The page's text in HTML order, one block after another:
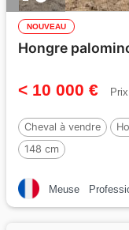
NOUVEAU
Hongre
< 10 000 €
Cheval à vendre
148 cm
Meuse